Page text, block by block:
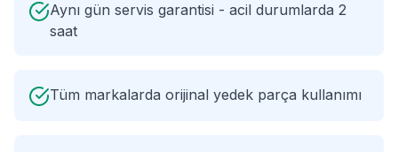
Aynı gün servis garantisi - acil durumlarda 2
saat
Tüm markalarda orijinal yedek parça kullanımı